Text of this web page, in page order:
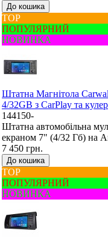
До кошика
ТОР
ПОПУЛЯРНИЙ
НОВИНКА
Штатна Mагнітола
4/32GB з CarPlay та
144150-
Штатна автомобільна
екраном 7" (4/32 Гб) на
7 450 грн.
До кошика
ТОР
ПОПУЛЯРНИЙ
НОВИНКА